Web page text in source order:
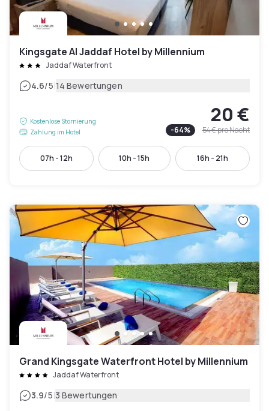
Kingsgate Al Jaddaf Hotel by Millennium
Jaddaf Waterfront
4.6/5|14 Bewertungen
Kostenlose Stornierung
Zahlung im Hotel
20 €
-64% 54 €pro Nacht
07h - 12h 10h - 15h 16h - 21h
Grand Kingsgate Waterfront Hotel by Millennium
Jaddaf Waterfront
3.9/5|3 Bewertungen